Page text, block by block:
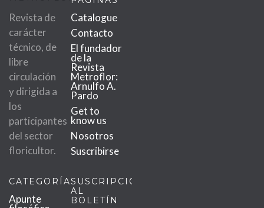
Revista de
carácter
técnico, de
libre
circulación
y dirigida a
los
participantes
del sector
floricultor.
Catalogue
Contacto
El fundador
de la
Revista
Metroflor:
Arnulfo A.
Pardo
Get to
know us
Nosotros
Suscribirse
CATEGORÍAS
Apunte
SUSCRIPCIÓN
AL
BOLETÍN